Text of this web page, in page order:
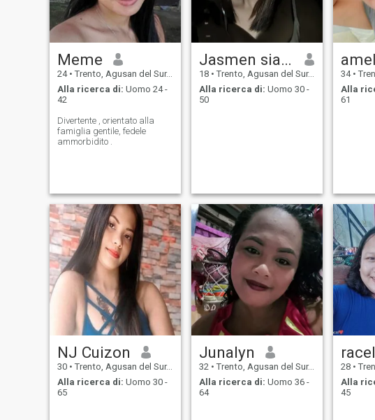
Meme
24 • Trento, Agusan del Sur, Filippine
Alla ricerca di: Uomo 24 -
42
Divertente , orientato alla
famiglia gentile, fedele
ammorbidito .
Jasmen sialza
18 • Trento, Agusan del Sur, Filippine
Alla ricerca di: Uomo 30 -
50
34 •
Alla
61
NJ Cuizon
30 • Trento, Agusan del Sur, Filippine
Alla ricerca di: Uomo 30 -
65
Junalyn
32 • Trento, Agusan del Sur, Filippine
Alla ricerca di: Uomo 36 -
64
racel
28 •
Alla
45